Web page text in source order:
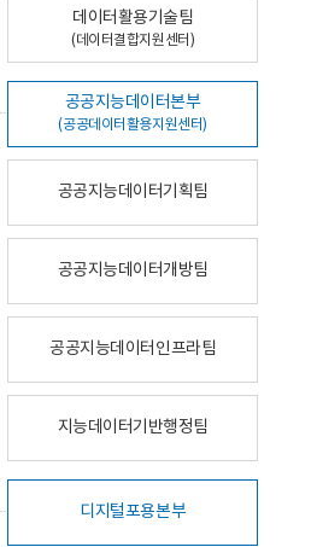
데이터활용기술팀
(데이터결합지원센터)
공공지능데이터본부
(공공데이터활용지원센터)
공공지능데이터기획팀
공공지능데이터개방팀
공공지능데이터인프라팀
지능데이터기반행정팀
디지털포용본부